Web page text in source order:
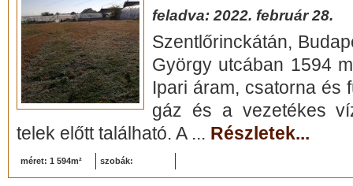
feladva: 2022. február 28.
Szentlőrinckátán,
György utcában 1594
Ipari áram, csatorna és
gáz és a vezetékes
telek előtt található. A ... Részletek...
méret: 1 594m² szobák: